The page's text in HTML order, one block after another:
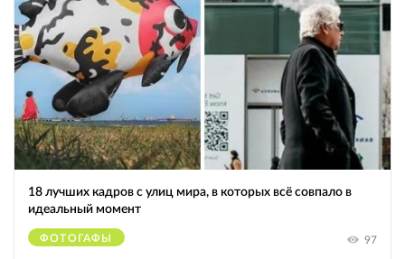
18 лучших кадров с улиц мира, в которых всё совпало в
идеальный момент
ФОТОГАФЫ 97